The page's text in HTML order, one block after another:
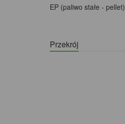
EP (paliwo stałe - pellet)
Przekrój